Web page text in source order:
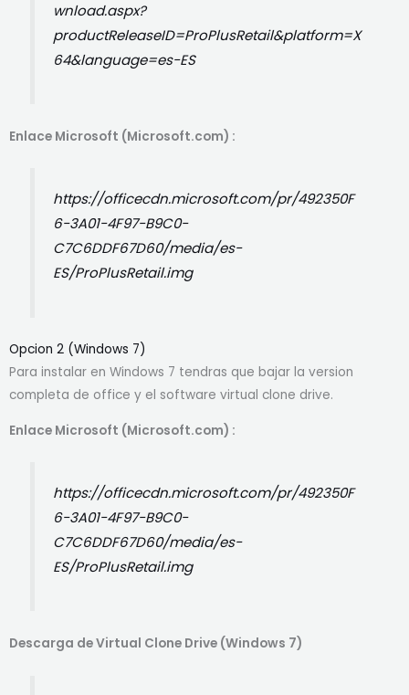
wnload.aspx?
productReleaseID=ProPlusRetail&platform=X
64&language=es-ES
Enlace Microsoft (Microsoft.com) :
https://officecdn.microsoft.com/pr/492350F
6-3A01-4F97-B9C0-
C7C6DDF67D60/media/es-
ES/ProPlusRetail.img
Opcion 2 (Windows 7)
Para instalar en Windows 7 tendras que bajar la version
completa de office y el software virtual clone drive.
Enlace Microsoft (Microsoft.com) :
https://officecdn.microsoft.com/pr/492350F
6-3A01-4F97-B9C0-
C7C6DDF67D60/media/es-
ES/ProPlusRetail.img
Descarga de Virtual Clone Drive (Windows 7)